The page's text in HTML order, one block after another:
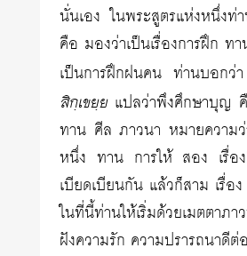
นั่นเอง ในพระสูตรแห่งหนึ่งท่า
คือ มองว่าเป็นเรื่องการฝึก
เป็นการฝึกฝนคน ท่านบอกว่า
สิกฺเขยฺยแปลว่าพึงศึกษาบุญ
ทาน ศีล ภาวนา หมายความว่
หนึ่ง ทาน การให้ สอง เรื่อ
เบียดเบียนกัน แล้วก็สาม เรื่อ
ในที่นี้ท่านให้เริ่มด้วยเมตตาภ
ฝังความรัก ความปรารถนาดีต่